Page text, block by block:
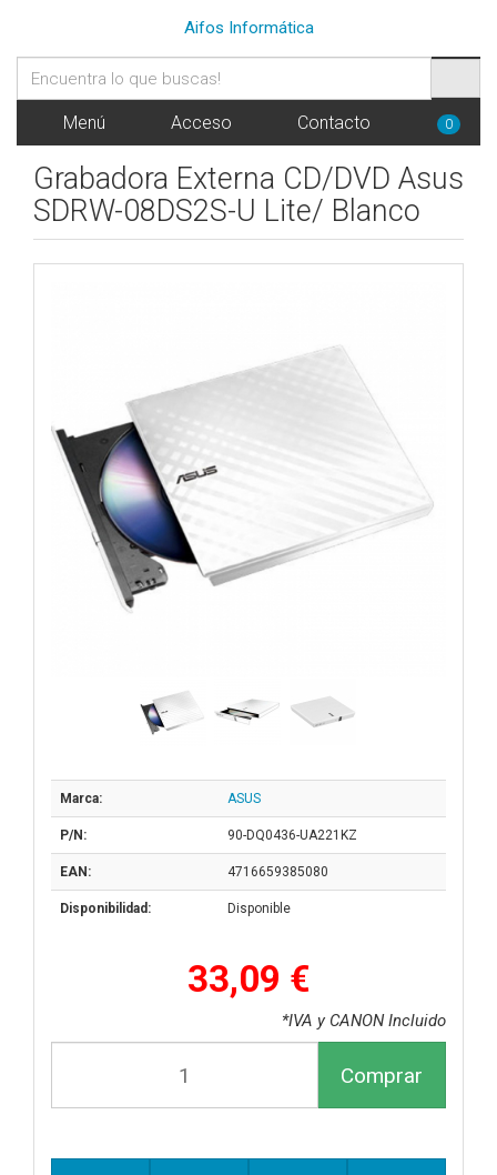
Aifos Informática
Menú Acceso Contacto 0
Grabadora Externa CD/DVD Asus
SDRW-08DS2S-U Lite/ Blanco
Marca: ASUS
P/N: 90-DQ0436-UA221KZ
EAN: 4716659385080
Disponibilidad: Disponible
33,09 €
*IVA y CANON Incluido
Comprar